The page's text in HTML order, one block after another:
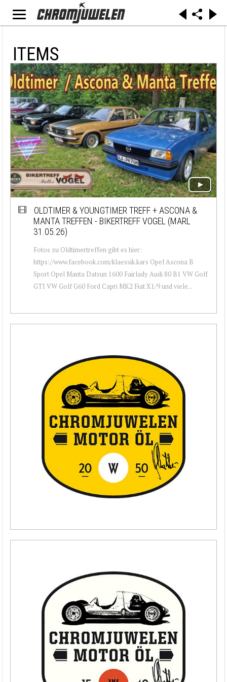
ITEMS
OLDTIMER & YOUNGTIMER TREFF + ASCONA &
MANTA TREFFEN - BIKERTREFF VOGEL (MARL
31.05.26)
Fotos zu Oldtimertreffen gibt es hier:
https://www.facebook.com/klaessik.kars Opel Ascona B
Sport Opel Manta Datsun 1600 Fairlady Audi 80 B1 VW Golf
GTI VW Golf G60 Ford Capri MK2 Fiat X1/9 und viele...